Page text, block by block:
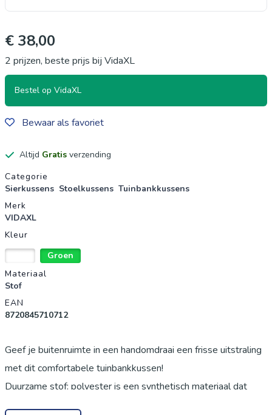
€ 38,00
2 prijzen, beste prijs bij VidaXL
Bestel op VidaXL
Bewaar als favoriet
Altijd Gratis verzending
Productgegevens
Categorie
Sierkussens Stoelkussens Tuinbankkussens
Merk
VIDAXL
Kleur
Groen
Materiaal
Stof
EAN
8720845710712
Geef je buitenruimte in een handomdraai een frisse uitstraling
met dit comfortabele tuinbankkussen!
Duurzame stof: polyester is een synthetisch materiaal dat